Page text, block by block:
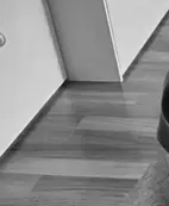
a 20 km di
da
È più facile cercare i